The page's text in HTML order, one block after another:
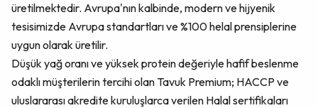
üretilmektedir. Avrupa'nın kalbinde, modern ve hijyenik
tesisimizde Avrupa standartları ve %100 helal prensiplerine
uygun olarak üretilir.
Düşük yağ oranı ve yüksek protein değeriyle hafif beslenme
odaklı müşterilerin tercihi olan Tavuk Premium; HACCP ve
uluslararası akredite kuruluşlarca verilen Halal sertifikaları